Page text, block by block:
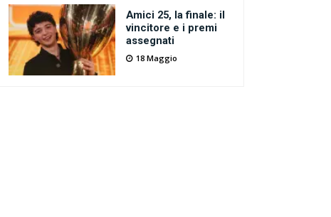
Amici 25, la finale: il
vincitore e i premi
assegnati
18 Maggio